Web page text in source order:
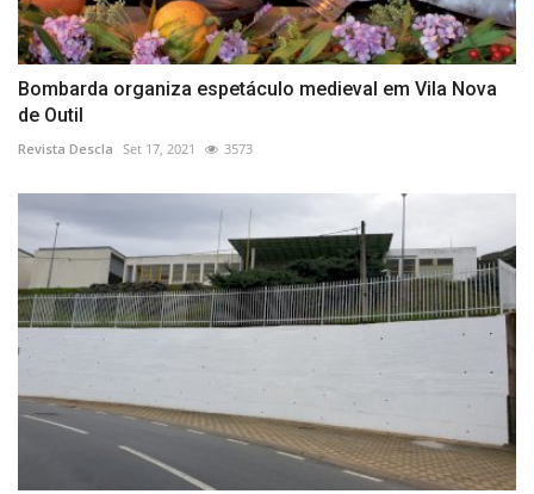
Bombarda organiza espetáculo medieval em Vila Nova
de Outil
Revista Descla Set 17, 2021 3573